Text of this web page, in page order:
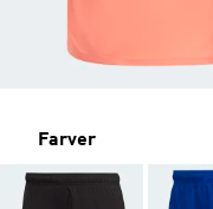
Farver